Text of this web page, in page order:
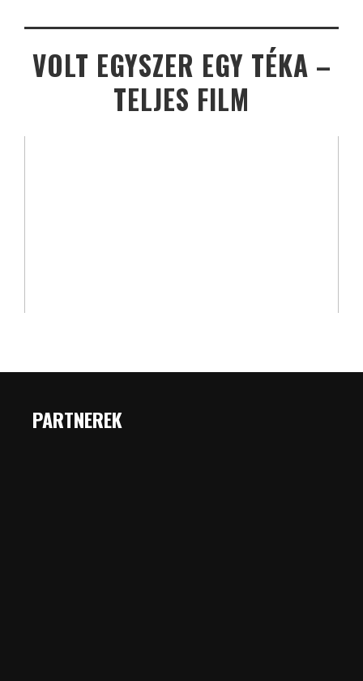
VOLT EGYSZER EGY TÉKA –
TELJES FILM
PARTNEREK